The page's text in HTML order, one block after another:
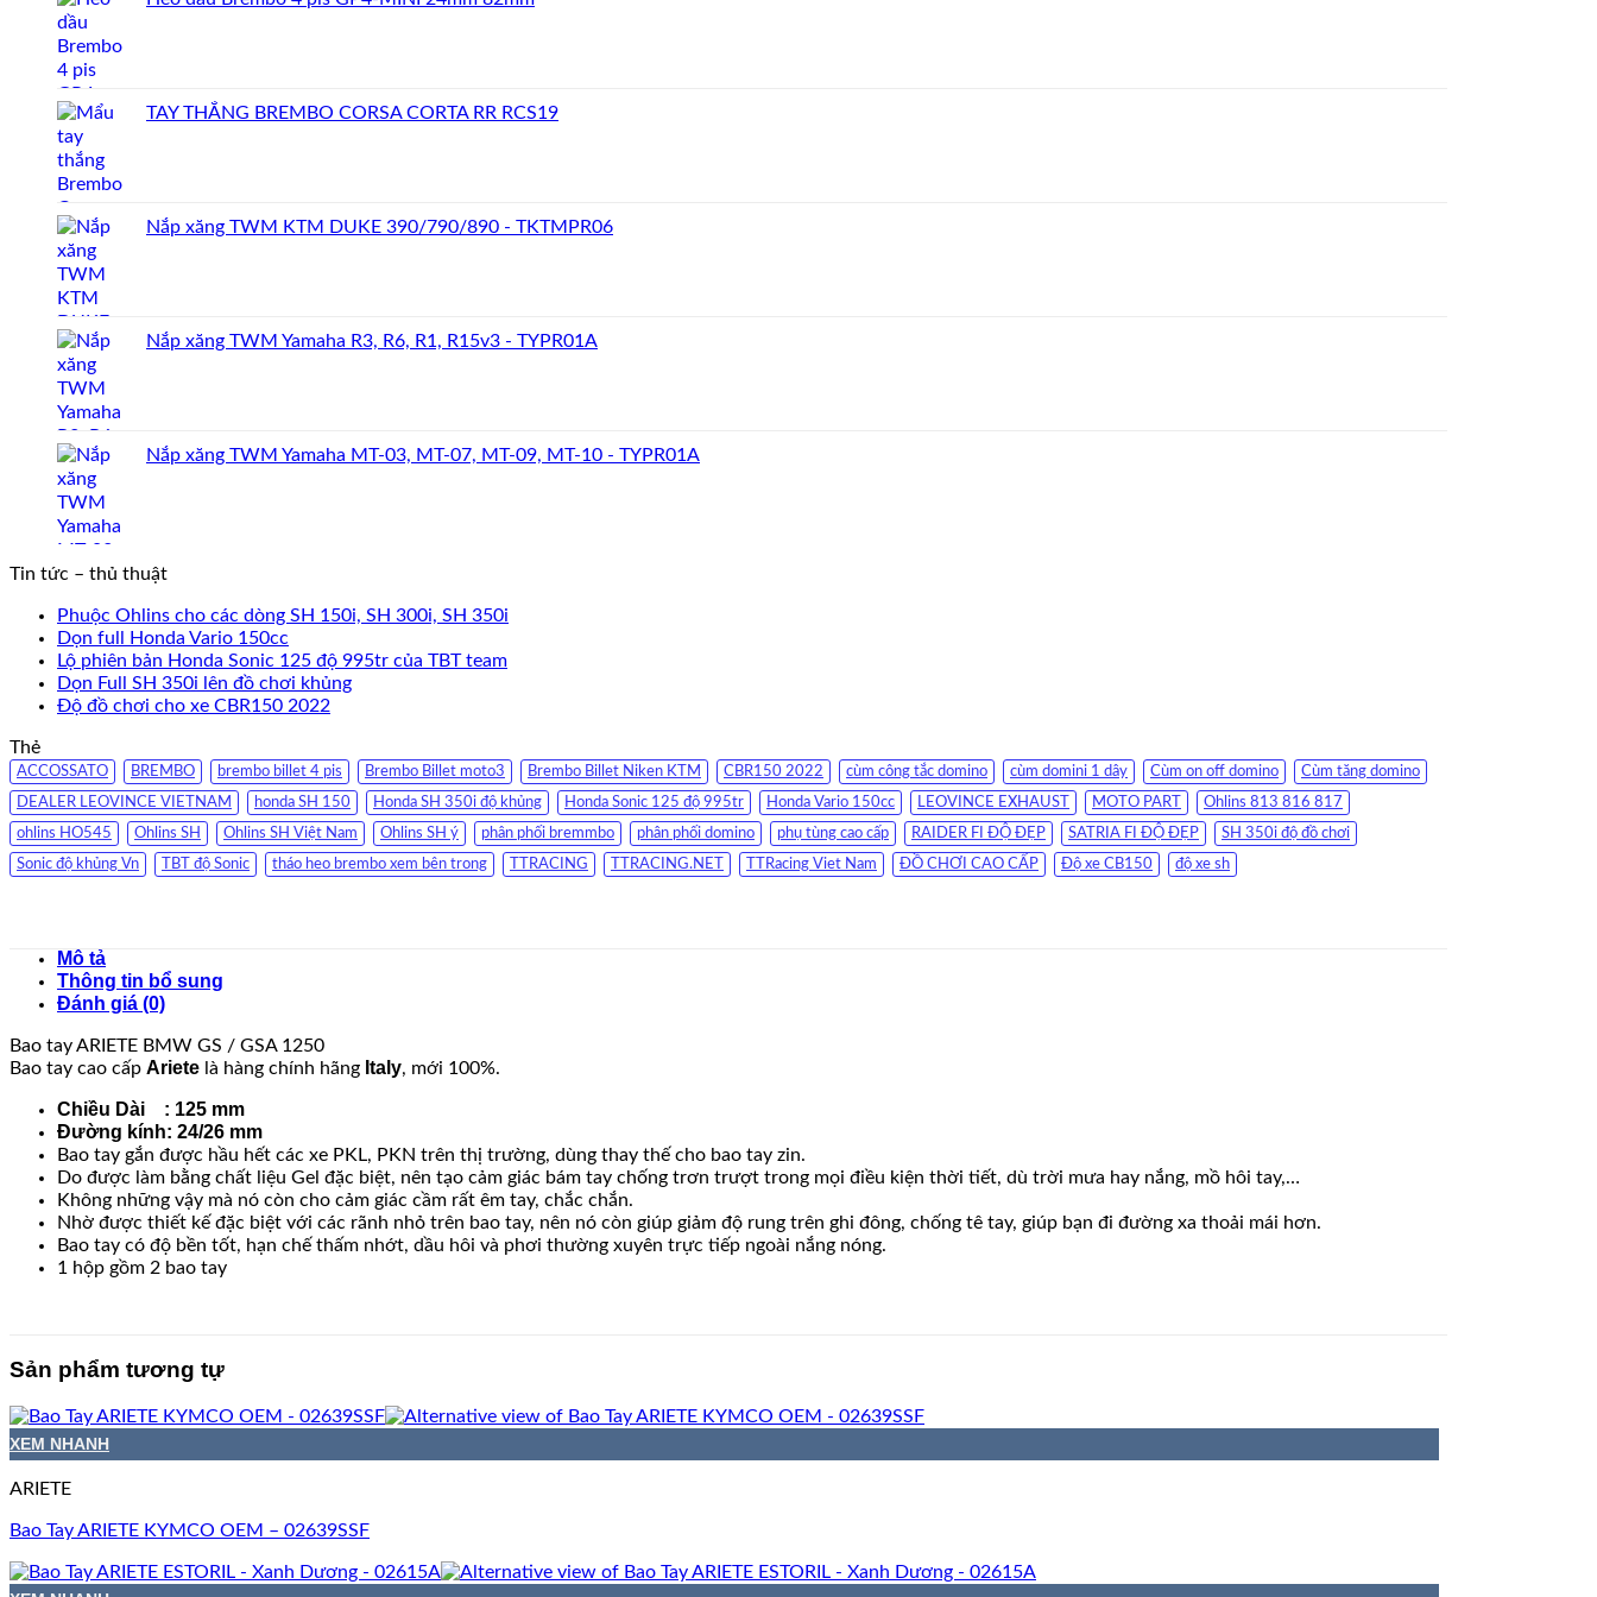
TAY THẮNG BREMBO CORSA CORTA RR RCS19
Nắp xăng TWM KTM DUKE 390/790/890 - TKTMPR06
Nắp xăng TWM Yamaha R3, R6, R1, R15v3 - TYPR01A
Nắp xăng TWM Yamaha MT-03, MT-07, MT-09, MT-10 - TYPR01A
Tin tức – thủ thuật
Phuộc Ohlins cho các dòng SH 150i, SH 300i, SH 350i
Dọn full Honda Vario 150cc
Lộ phiên bản Honda Sonic 125 độ 995tr của TBT team
Dọn Full SH 350i lên đồ chơi khủng
Độ đồ chơi cho xe CBR150 2022
Thẻ
ACCOSSATO BREMBO brembo billet 4 pis Brembo Billet moto3 Brembo Billet Niken KTM CBR150 2022 cùm công tắc domino cùm domini 1 dây Cùm on off domino Cùm tăng domino
DEALER LEOVINCE VIETNAM honda SH 150 Honda SH 350i độ khủng Honda Sonic 125 độ 995tr Honda Vario 150cc LEOVINCE EXHAUST MOTO PART Ohlins 813 816 817
ohlins HO545 Ohlins SH Ohlins SH Việt Nam Ohlins SH ý phân phối bremmbo phân phối domino phụ tùng cao cấp RAIDER FI ĐỘ ĐẸP SATRIA FI ĐỘ ĐẸP SH 350i độ đồ chơi
Sonic độ khủng Vn TBT độ Sonic tháo heo brembo xem bên trong TTRACING TTRACING.NET TTRacing Viet Nam ĐỒ CHƠI CAO CẤP Độ xe CB150 độ xe sh
Mô tả
Thông tin bổ sung
Đánh giá (0)
Bao tay ARIETE BMW GS / GSA 1250
Bao tay cao cấp Ariete là hàng chính hãng Italy, mới 100%.
Chiều Dài : 125 mm
Đường kính: 24/26 mm
Bao tay gắn được hầu hết các xe PKL, PKN trên thị trường, dùng thay thế cho bao tay zin.
Do được làm bằng chất liệu Gel đặc biệt, nên tạo cảm giác bám tay chống trơn trượt trong mọi điều kiện thời tiết, dù trời mưa hay nắng, mồ hôi tay,…
Không những vậy mà nó còn cho cảm giác cầm rất êm tay, chắc chắn.
Nhờ được thiết kế đặc biệt với các rãnh nhỏ trên bao tay, nên nó còn giúp giảm độ rung trên ghi đông, chống tê tay, giúp bạn đi đường xa thoải mái hơn.
Bao tay có độ bền tốt, hạn chế thấm nhớt, dầu hôi và phơi thường xuyên trực tiếp ngoài nắng nóng.
1 hộp gồm 2 bao tay
Sản phẩm tương tự
XEM NHANH
ARIETE
Bao Tay ARIETE KYMCO OEM – 02639SSF